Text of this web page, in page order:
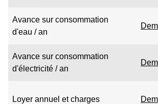
Avance sur consommation
d'eau / an
Avance sur consommation
d'électricité / an
Loyer annuel et charges